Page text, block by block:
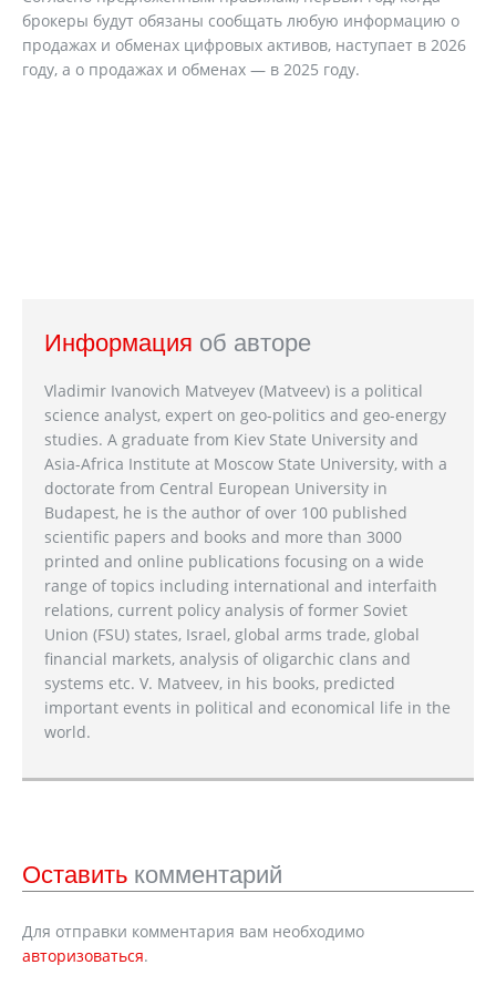
брокеры будут обязаны сообщать любую информацию о
продажах и обменах цифровых активов, наступает в 2026
году, а о продажах и обменах — в 2025 году.
Информация об авторе
Vladimir Ivanovich Matveyev (Matveev) is a political
science analyst, expert on geo-politics and geo-energy
studies. A graduate from Kiev State University and
Asia-Africa Institute at Moscow State University, with a
doctorate from Central European University in
Budapest, he is the author of over 100 published
scientific papers and books and more than 3000
printed and online publications focusing on a wide
range of topics including international and interfaith
relations, current policy analysis of former Soviet
Union (FSU) states, Israel, global arms trade, global
financial markets, analysis of oligarchic clans and
systems etc. V. Matveev, in his books, predicted
important events in political and economical life in the
world.
Оставить комментарий
Для отправки комментария вам необходимо
авторизоваться.